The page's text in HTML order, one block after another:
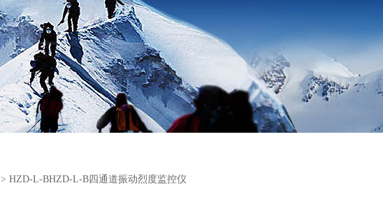
> HZD-L-BHZD-L-B四通道振动烈度监控仪